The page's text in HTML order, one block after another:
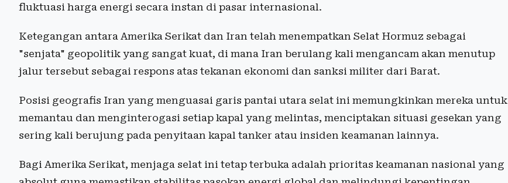
fluktuasi harga energi secara instan di pasar internasional.
Ketegangan antara Amerika Serikat dan Iran telah menempatkan Selat Hormuz sebagai
"senjata" geopolitik yang sangat kuat, di mana Iran berulang kali mengancam akan menutup
jalur tersebut sebagai respons atas tekanan ekonomi dan sanksi militer dari Barat.
Posisi geografis Iran yang menguasai garis pantai utara selat ini memungkinkan mereka untuk
memantau dan menginterogasi setiap kapal yang melintas, menciptakan situasi gesekan yang
sering kali berujung pada penyitaan kapal tanker atau insiden keamanan lainnya.
Bagi Amerika Serikat, menjaga selat ini tetap terbuka adalah prioritas keamanan nasional yang